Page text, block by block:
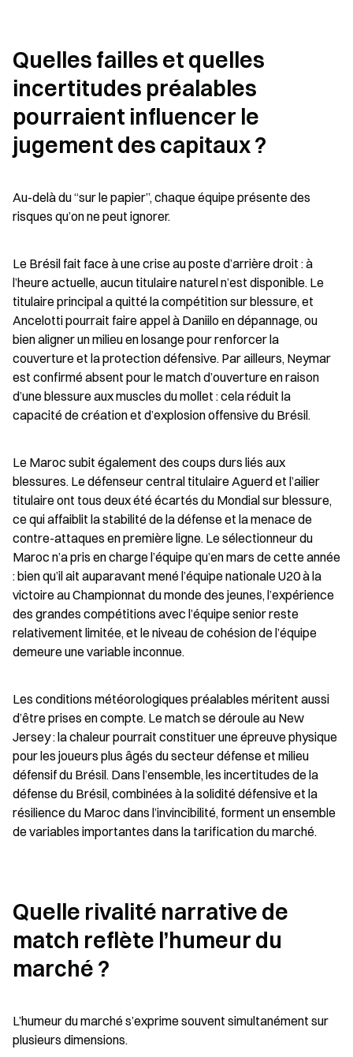
Quelles failles et quelles
incertitudes préalables
pourraient influencer le
jugement des capitaux ?
Au-delà du “sur le papier”, chaque équipe présente des
risques qu’on ne peut ignorer.
Le Brésil fait face à une crise au poste d’arrière droit : à
l’heure actuelle, aucun titulaire naturel n’est disponible. Le
titulaire principal a quitté la compétition sur blessure, et
Ancelotti pourrait faire appel à Daniilo en dépannage, ou
bien aligner un milieu en losange pour renforcer la
couverture et la protection défensive. Par ailleurs, Neymar
est confirmé absent pour le match d’ouverture en raison
d’une blessure aux muscles du mollet : cela réduit la
capacité de création et d’explosion offensive du Brésil.
Le Maroc subit également des coups durs liés aux
blessures. Le défenseur central titulaire Aguerd et l’ailier
titulaire ont tous deux été écartés du Mondial sur blessure,
ce qui affaiblit la stabilité de la défense et la menace de
contre-attaques en première ligne. Le sélectionneur du
Maroc n’a pris en charge l’équipe qu’en mars de cette année
: bien qu’il ait auparavant mené l’équipe nationale U20 à la
victoire au Championnat du monde des jeunes, l’expérience
des grandes compétitions avec l’équipe senior reste
relativement limitée, et le niveau de cohésion de l’équipe
demeure une variable inconnue.
Les conditions météorologiques préalables méritent aussi
d’être prises en compte. Le match se déroule au New
Jersey : la chaleur pourrait constituer une épreuve physique
pour les joueurs plus âgés du secteur défense et milieu
défensif du Brésil. Dans l’ensemble, les incertitudes de la
défense du Brésil, combinées à la solidité défensive et la
résilience du Maroc dans l’invincibilité, forment un ensemble
de variables importantes dans la tarification du marché.
Quelle rivalité narrative de
match reflète l’humeur du
marché ?
L’humeur du marché s’exprime souvent simultanément sur
plusieurs dimensions.